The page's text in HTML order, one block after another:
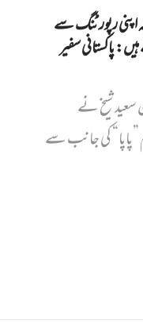
اپنی رپورٹنگ سے
پاکستانی سفیر
سعید شیخ نے
”پاپا“ کی جانب سے